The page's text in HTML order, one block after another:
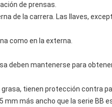
de prensas.
de la carrera. Las llaves,
como en la externa.
deben mantenerse para
tienen protección contra
mm más ancho que la serie BB